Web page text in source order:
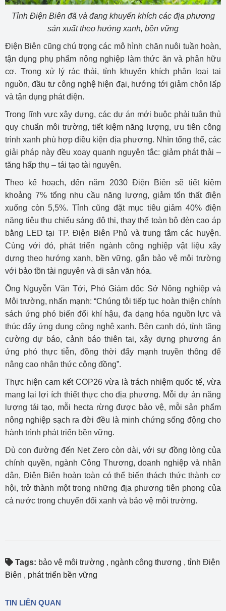
Tỉnh Điện Biên đã và đang khuyến khích các địa phương
sản xuất theo hướng xanh, bền vững
Điện Biên cũng chú trọng các mô hình chăn nuôi tuần hoàn,
tận dụng phụ phẩm nông nghiệp làm thức ăn và phân hữu
cơ. Trong xử lý rác thải, tỉnh khuyến khích phân loại tại
nguồn, đầu tư công nghệ hiện đại, hướng tới giảm chôn lấp
và tận dụng phát điện.
Trong lĩnh vực xây dựng, các dự án mới buộc phải tuân thủ
quy chuẩn môi trường, tiết kiệm năng lượng, ưu tiên công
trình xanh phù hợp điều kiện địa phương. Nhìn tổng thể, các
giải pháp này đều xoay quanh nguyên tắc: giảm phát thải –
tăng hấp thụ – tái tạo tài nguyên.
Theo kế hoạch, đến năm 2030 Điện Biên sẽ tiết kiệm
khoảng 7% tổng nhu cầu năng lượng, giảm tổn thất điện
xuống còn 5,5%. Tỉnh cũng đặt mục tiêu giảm 40% điện
năng tiêu thụ chiếu sáng đô thị, thay thế toàn bộ đèn cao áp
bằng LED tại TP. Điện Biên Phủ và trung tâm các huyện.
Cùng với đó, phát triển ngành công nghiệp vật liệu xây
dựng theo hướng xanh, bền vững, gắn bảo vệ môi trường
với bảo tồn tài nguyên và di sản văn hóa.
Ông Nguyễn Văn Tới, Phó Giám đốc Sở Nông nghiệp và
Môi trường, nhấn mạnh: “Chúng tôi tiếp tục hoàn thiện chính
sách ứng phó biến đổi khí hậu, đa dạng hóa nguồn lực và
thúc đẩy ứng dụng công nghệ xanh. Bên cạnh đó, tỉnh tăng
cường dự báo, cảnh báo thiên tai, xây dựng phương án
ứng phó thực tiễn, đồng thời đẩy mạnh truyền thông để
nâng cao nhận thức cộng đồng”.
Thực hiện cam kết COP26 vừa là trách nhiệm quốc tế, vừa
mang lại lợi ích thiết thực cho địa phương. Mỗi dự án năng
lượng tái tạo, mỗi hecta rừng được bảo vệ, mỗi sản phẩm
nông nghiệp sạch ra đời đều là minh chứng sống động cho
hành trình phát triển bền vững.
Dù con đường đến Net Zero còn dài, với sự đồng lòng của
chính quyền, ngành Công Thương, doanh nghiệp và nhân
dân, Điện Biên hoàn toàn có thể biến thách thức thành cơ
hội, trở thành một trong những địa phương tiên phong của
cả nước trong chuyển đổi xanh và bảo vệ môi trường.
Tags: bảo vệ môi trường , ngành công thương , tỉnh Điện
Biên , phát triển bền vững
TIN LIÊN QUAN